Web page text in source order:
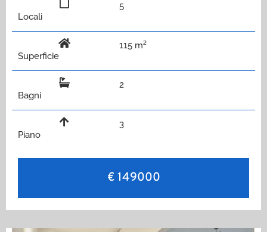
Locali
5
Superficie
115 m²
Bagni
2
Piano
3
€ 149000